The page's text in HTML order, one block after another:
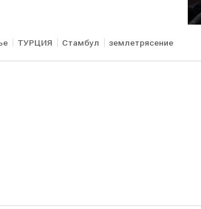
ТУРЦИЯ Стамбул землетрясение